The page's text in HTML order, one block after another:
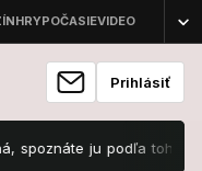
Prihlásiť
ju podľa tohto detailu